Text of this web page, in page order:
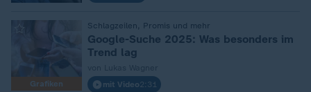
Grafiken
Schlagzeilen, Promis und mehr
Google-Suche 2025: Was besonders im
Trend lag
mit Video2:31